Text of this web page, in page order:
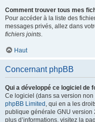
Comment trouver tous mes
Pour accéder à la liste des
messages privés, allez dans
fichiers joints.
Haut
Concernant phpBB
Qui a développé ce logiciel de
Ce logiciel (dans sa version
phpBB Limited , qui en a les
publique générale GNU version
plus d’informations, visitez la